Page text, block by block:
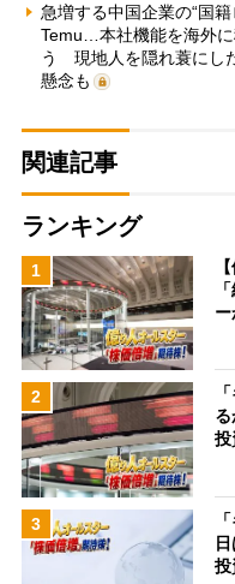
急増する中国企業の“国
Temu…本社機能を海外
う 現地人を隠れ蓑にし
懸念も
関連記事
ランキング
1
2
3